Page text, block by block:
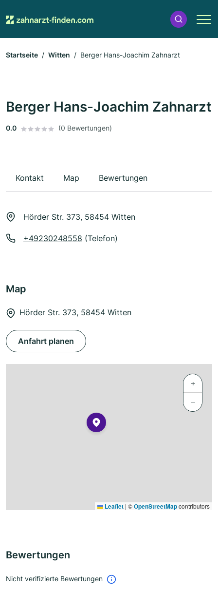
Startseite Witten Berger Hans-Joachim Zahnarzt
Berger Hans-Joachim Zahnarzt
0.0 (0 Bewertungen)
Kontakt Map Bewertungen
Hörder Str. 373, 58454 Witten
+49230248558 (Telefon)
Map
Hörder Str. 373, 58454 Witten
Anfahrt planen
+
−
Leaflet | ©OpenStreetMapcontributors
Bewertungen
Nicht verifizierte Bewertungen